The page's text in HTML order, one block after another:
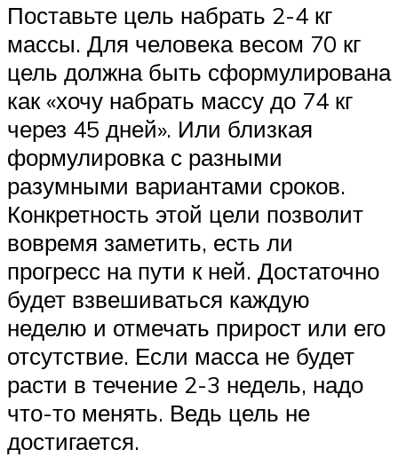
Поставьте цель набрать 2-4 кг
массы. Для человека весом 70 кг
цель должна быть сформулирована
как «хочу набрать массу до 74 кг
через 45 дней». Или близкая
формулировка с разными
разумными вариантами сроков.
Конкретность этой цели позволит
вовремя заметить, есть ли
прогресс на пути к ней. Достаточно
будет взвешиваться каждую
неделю и отмечать прирост или его
отсутствие. Если масса не будет
расти в течение 2-3 недель, надо
что-то менять. Ведь цель не
достигается.